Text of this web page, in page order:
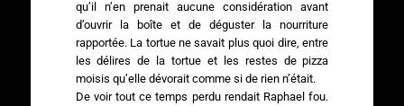
qu’il n’en prenait aucune considération avant
d’ouvrir la boîte et de déguster la nourriture
rapportée. La tortue ne savait plus quoi dire, entre
les délires de la tortue et les restes de pizza
moisis qu’elle dévorait comme si de rien n’était.
De voir tout ce temps perdu rendait Raphael fou.